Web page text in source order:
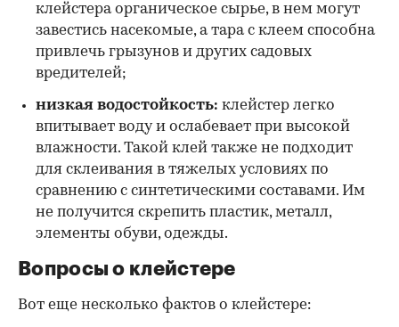
клейстера органическое сырье, в нем могут
завестись насекомые, а тара с клеем способна
привлечь грызунов и других садовых
вредителей;
низкая водостойкость: клейстер легко
впитывает воду и ослабевает при высокой
влажности. Такой клей также не подходит
для склеивания в тяжелых условиях по
сравнению с синтетическими составами. Им
не получится скрепить пластик, металл,
элементы обуви, одежды.
Вопросы о клейстере
Вот еще несколько фактов о клейстере: